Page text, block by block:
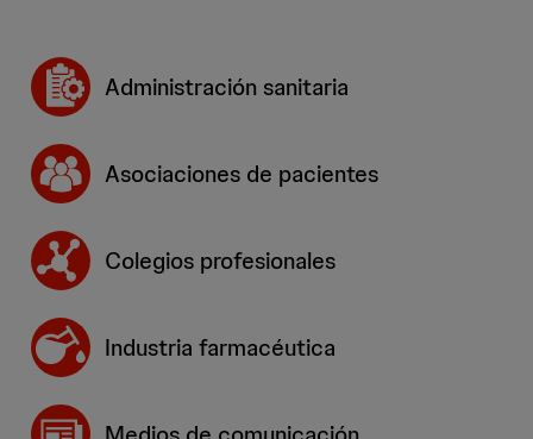
Administración sanitaria
Asociaciones de pacientes
Colegios profesionales
Industria farmacéutica